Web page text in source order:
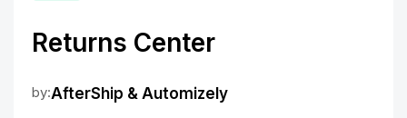
Returns Center
by:AfterShip & Automizely